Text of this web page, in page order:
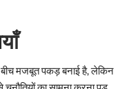
बीच मजबूत पकड़ बनाई है, लेकिन